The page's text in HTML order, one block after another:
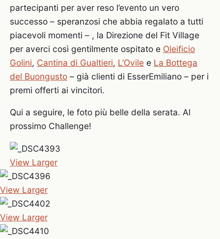
partecipanti per aver reso l’evento un vero
successo – speranzosi che abbia regalato a tutti
piacevoli momenti – , la Direzione del Fit Village
per averci così gentilmente ospitato e Oleificio
Golini, Cantina di Gualtieri, L’Ovile e La Bottega
del Buongusto – già clienti di EsserEmiliano – per i
premi offerti ai vincitori.
Qui a seguire, le foto più belle della serata. Al
prossimo Challenge!
View Larger
View Larger
View Larger